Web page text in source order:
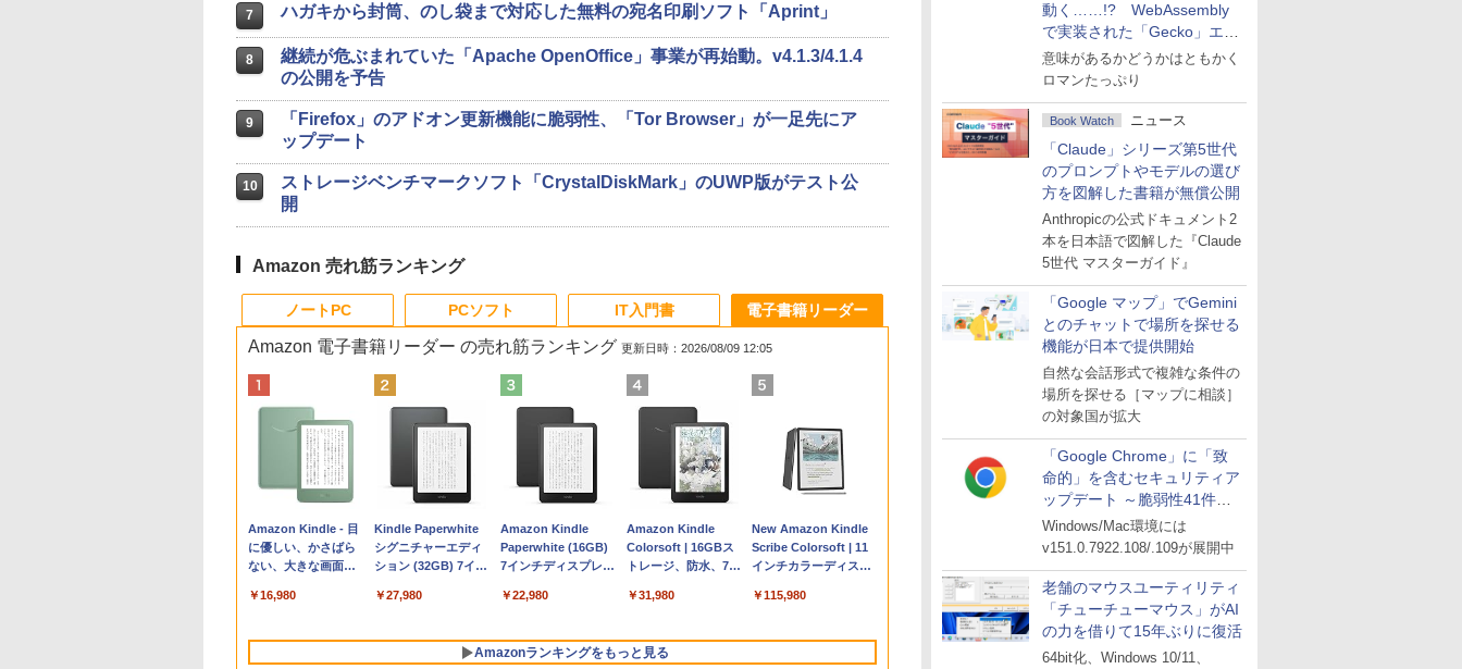
動く……!? WebAssembly
で実装された「Gecko」エン
ジン
意味があるかどうかはともかく
ロマンたっぷり
Book Watch ニュース
「Claude」シリーズ第5世代
のプロンプトやモデルの選び
方を図解した書籍が無償公開
Anthropicの公式ドキュメント2
本を日本語で図解した『Claude
5世代 マスターガイド』
「Google マップ」でGemini
とのチャットで場所を探せる
機能が日本で提供開始
自然な会話形式で複雑な条件の
場所を探せる［マップに相談］
の対象国が拡大
「Google Chrome」に「致
命的」を含むセキュリティア
ップデート ～脆弱性41件に
対処
Windows/Mac環境には
v151.0.7922.108/.109が展開中
老舗のマウスユーティリティ
「チューチューマウス」がAI
の力を借りて15年ぶりに復活
64bit化、Windows 10/11、
7 ハガキから封筒、のし袋まで対応した無料の宛名印刷ソフト「Aprint」
8
継続が危ぶまれていた「Apache OpenOffice」事業が再始動。v4.1.3/4.1.4
の公開を予告
9
「Firefox」のアドオン更新機能に脆弱性、「Tor Browser」が一足先にア
ップデート
10
ストレージベンチマークソフト「CrystalDiskMark」のUWP版がテスト公
開
Amazon 売れ筋ランキング
ノートPC
Apple 2026
MacBook Neo A18
Proチップ搭載13イ
AIとApple
設計、Liquid Retina
￥119,800
tomtoc 360°保護
15.6 16インチ パソコ
ンケース Dell NEC
dynabook Lenovo
￥2,952
Apple 2026
MacBook Air M5チ
ップ搭載13インチノ
Apple Intelligence、
Retinaディスプレ
イ、16GBユニファイ
￥278,800
【Amazon.co.jp限
定】 HP ノートパソ
コン 15-fd 15.6イン
512GB SSD インテ
￥129,800
FMV ノートパソコン
WE1-K3 (MS 365
Personal/Copilotキー
型/Core i5/16GB/SSD
FMVWK3E15W_AZ
￥139,880
PCソフト
Robloxギフトカード
- 800 Robux 【限定
バーチャルアイテム
ンゲームコード】 ロ
インコード版
￥1,300
Robloxギフトカード
- 1000 Robux 【限定
バーチャルアイテム
ンゲームコード】 ロ
ンコード版
￥1,600
Robloxギフトカード
- 2,000 Robux 【限
定バーチャルアイテ
インゲームコード】
ラインコード版
￥3,200
Microsoft Office
Home & Business
2024(最新 永続版)|オ
版|Windows11、
￥39,582
Windows版 |
Minecraft (マインクラ
フト): Java & Bedrock
ード版
￥3,600
IT入門書
生成AIパスポート公
式テキスト 第４版
￥1,766
1冊ですべて身につく
HTML & CSSとWeb
デザイン入門講座
￥1,292
ClaudeCode いちば
んやさしい 教科書:
非エンジニア 初心者
マニュアル AI副業に
もKindle出版にも！
非エンジニアのため
￥99
AIイラスト表現辞典:
思い通りの絵を引き
出す プロンプトの言
ズ (はぴーイラスト
￥480
FM TOWNS ハイパ
ー・カタログ: 本体ハ
ードウェア・市販ソフ
トリストと最新エミュ
￥1,600
電子書籍リーダー
Amazon 電子書籍リーダー の売れ筋ランキング 更新日時：2026/08/09 12:05
Amazon Kindle - 目
に優しい、かさばら
ない、大きな画面で
続バッテリー、6イン
書籍リーダー、マッ
￥16,980
Kindle Paperwhite
シグニチャーエディ
ション (32GB) 7イン
るさ自動調整、色調
持続バッテリー、広
告なし、メタリック
￥27,980
Amazon Kindle
Paperwhite (16GB)
7インチディスプレ
ト、12週間持続バッ
ブラック
￥22,980
Amazon Kindle
Colorsoft | 16GBス
トレージ、防水、7イ
レイ、色調調節ライ
ッテリー、広告無
し、ブラック (2025
￥31,980
New Amazon Kindle
Scribe Colorsoft | 11
インチカラーディスプ
ジ、ノート機能搭載、
調節ライト、プレミア
￥115,980
Amazonランキングをもっと見る